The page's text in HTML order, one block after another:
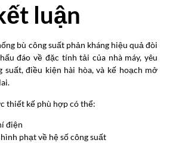
luận
bù công suất phản kháng hiệu quả đòi
đáo về đặc tính tải của nhà máy, yêu
suất, điều kiện hài hòa, và kế hoạch mở
thiết kế phù hợp có thể:
điện
phạt về hệ số công suất